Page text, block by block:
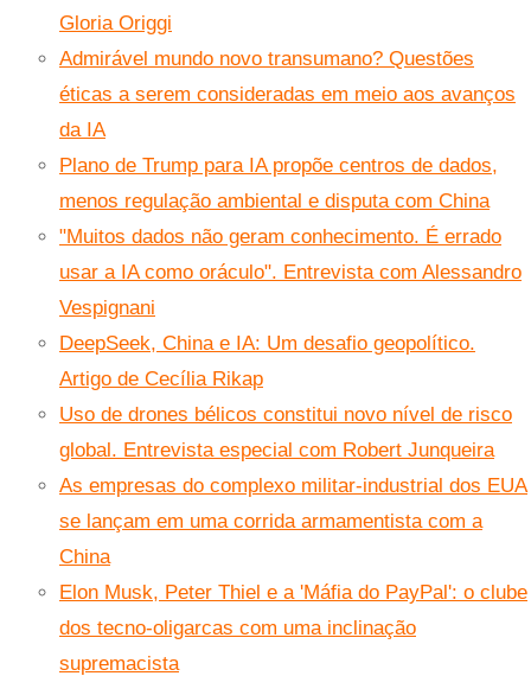
Gloria Origgi
Admirável mundo novo transumano? Questões
éticas a serem consideradas em meio aos avanços
da IA
Plano de Trump para IA propõe centros de dados,
menos regulação ambiental e disputa com China
"Muitos dados não geram conhecimento. É errado
usar a IA como oráculo". Entrevista com Alessandro
Vespignani
DeepSeek, China e IA: Um desafio geopolítico.
Artigo de Cecília Rikap
Uso de drones bélicos constitui novo nível de risco
global. Entrevista especial com Robert Junqueira
As empresas do complexo militar-industrial dos EUA
se lançam em uma corrida armamentista com a
China
Elon Musk, Peter Thiel e a 'Máfia do PayPal': o clube
dos tecno-oligarcas com uma inclinação
supremacista